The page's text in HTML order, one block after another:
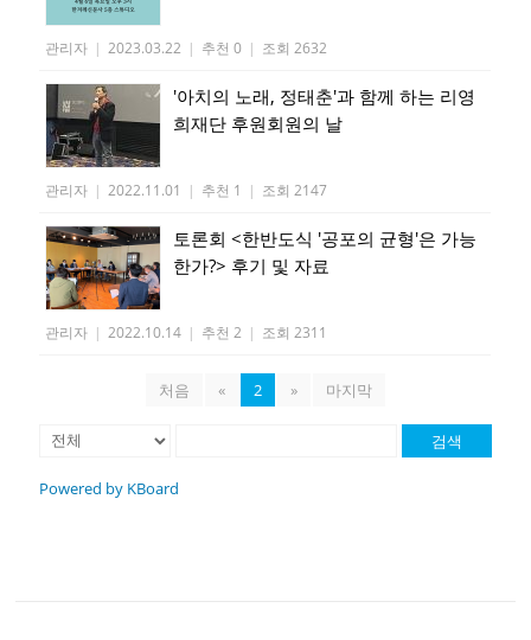
관리자 | 2023.03.22 | 추천 0 | 조회 2632
'아치의 노래, 정태춘'과 함께 하는 리영
희재단 후원회원의 날
관리자 | 2022.11.01 | 추천 1 | 조회 2147
토론회 <한반도식 '공포의 균형'은 가능
한가?> 후기 및 자료
관리자 | 2022.10.14 | 추천 2 | 조회 2311
처음 « 2 » 마지막
검색
Powered by KBoard